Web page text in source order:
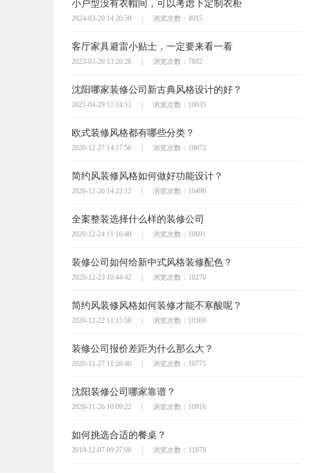
小户型没有衣帽间，可以考虑下定制衣柜
2024-03-20 14:20:50 浏览次数：4915
客厅家具避雷小贴士，一定要来看一看
2023-03-26 13:26:28 浏览次数：7892
沈阳哪家装修公司新古典风格设计的好？
2021-04-29 17:14:51 浏览次数：10635
欧式装修风格都有哪些分类？
2020-12-27 14:17:56 浏览次数：10672
简约风装修风格如何做好功能设计？
2020-12-26 14:22:12 浏览次数：10499
全案整装选择什么样的装修公司
2020-12-24 11:16:40 浏览次数：10691
装修公司如何给新中式风格装修配色？
2020-12-23 10:44:42 浏览次数：10270
简约风装修风格如何装修才能不寒酸呢？
2020-12-22 11:15:58 浏览次数：10369
装修公司报价差距为什么那么大？
2020-11-27 11:28:40 浏览次数：10775
沈阳装修公司哪家靠谱？
2020-11-26 10:09:22 浏览次数：10916
如何挑选合适的餐桌？
2019-12-07 09:27:08 浏览次数：11678